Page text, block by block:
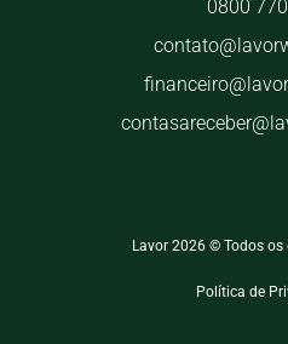
0800
Lavor 2026 © Todos
Política de